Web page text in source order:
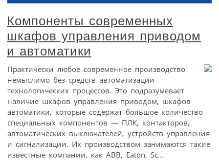
Компоненты современных
шкафов управления приводом
и автоматики
Практически любое современное производство
немыслимо без средств автоматизации
технологических процессов. Это подразумевает
наличие шкафов управления приводом, шкафов
автоматики, которые содержат большое количество
специальных компонентов — ПЛК, контакторов,
автоматических выключателей, устройств управления
и сигнализации. Их производством занимаются такие
известные компании, как ABB, Eaton, Sc...